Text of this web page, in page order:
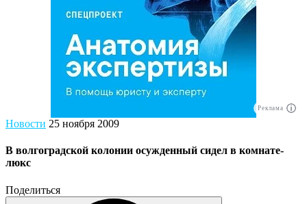
Реклама
Новости 25 ноября 2009
В волгоградской колонии осужденный сидел в комнате-
люкс
Поделиться